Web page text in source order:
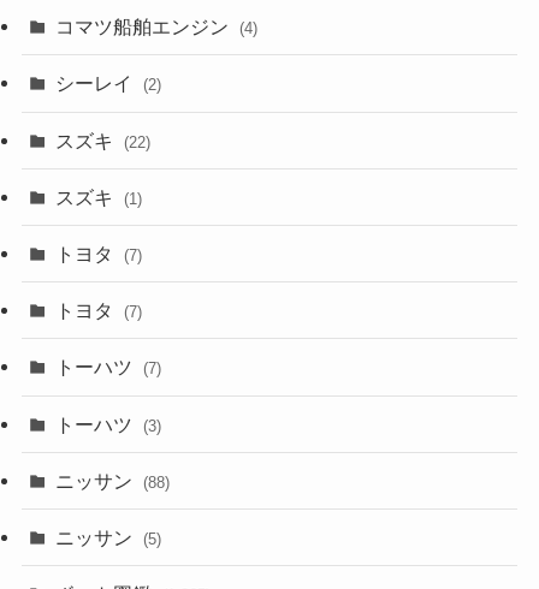
コマツ船舶エンジン (4)
シーレイ (2)
スズキ (22)
スズキ (1)
トヨタ (7)
トヨタ (7)
トーハツ (7)
トーハツ (3)
ニッサン (88)
ニッサン (5)